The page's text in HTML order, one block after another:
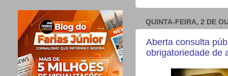
QUINTA-FEIRA, 2 DE
Aberta consulta
obrigatoriedade de